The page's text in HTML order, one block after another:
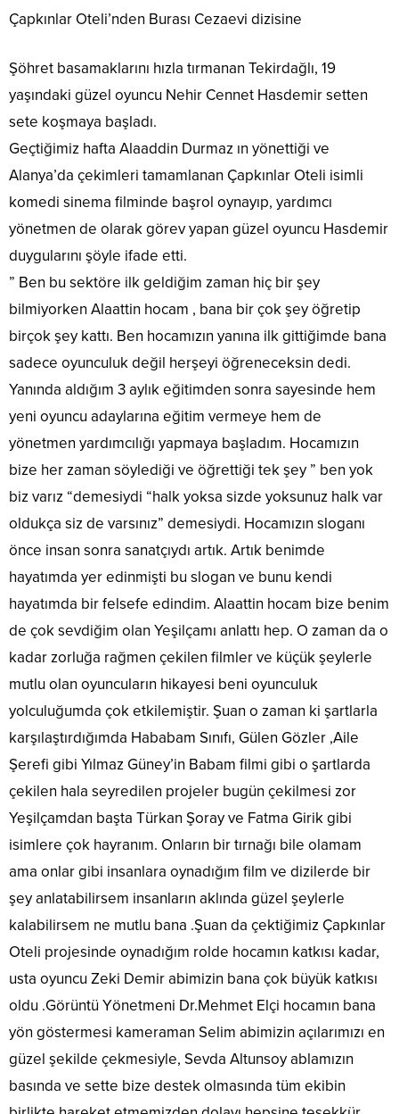
Çapkınlar Oteli’nden Burası Cezaevi dizisine
Şöhret basamaklarını hızla tırmanan Tekirdağlı, 19
yaşındaki güzel oyuncu Nehir Cennet Hasdemir setten
sete koşmaya başladı.
Geçtiğimiz hafta Alaaddin Durmaz ın yönettiği ve
Alanya’da çekimleri tamamlanan Çapkınlar Oteli isimli
komedi sinema filminde başrol oynayıp, yardımcı
yönetmen de olarak görev yapan güzel oyuncu Hasdemir
duygularını şöyle ifade etti.
” Ben bu sektöre ilk geldiğim zaman hiç bir şey
bilmiyorken Alaattin hocam , bana bir çok şey öğretip
birçok şey kattı. Ben hocamızın yanına ilk gittiğimde bana
sadece oyunculuk değil herşeyi öğreneceksin dedi.
Yanında aldığım 3 aylık eğitimden sonra sayesinde hem
yeni oyuncu adaylarına eğitim vermeye hem de
yönetmen yardımcılığı yapmaya başladım. Hocamızın
bize her zaman söylediği ve öğrettiği tek şey ” ben yok
biz varız “demesiydi “halk yoksa sizde yoksunuz halk var
oldukça siz de varsınız” demesiydi. Hocamızın sloganı
önce insan sonra sanatçıydı artık. Artık benimde
hayatımda yer edinmişti bu slogan ve bunu kendi
hayatımda bir felsefe edindim. Alaattin hocam bize benim
de çok sevdiğim olan Yeşilçamı anlattı hep. O zaman da o
kadar zorluğa rağmen çekilen filmler ve küçük şeylerle
mutlu olan oyuncuların hikayesi beni oyunculuk
yolculuğumda çok etkilemiştir. Şuan o zaman ki şartlarla
karşılaştırdığımda Hababam Sınıfı, Gülen Gözler ,Aile
Şerefi gibi Yılmaz Güney’in Babam filmi gibi o şartlarda
çekilen hala seyredilen projeler bugün çekilmesi zor
Yeşilçamdan başta Türkan Şoray ve Fatma Girik gibi
isimlere çok hayranım. Onların bir tırnağı bile olamam
ama onlar gibi insanlara oynadığım film ve dizilerde bir
şey anlatabilirsem insanların aklında güzel şeylerle
kalabilirsem ne mutlu bana .Şuan da çektiğimiz Çapkınlar
Oteli projesinde oynadığım rolde hocamın katkısı kadar,
usta oyuncu Zeki Demir abimizin bana çok büyük katkısı
oldu .Görüntü Yönetmeni Dr.Mehmet Elçi hocamın bana
yön göstermesi kameraman Selim abimizin açılarımızı en
güzel şekilde çekmesiyle, Sevda Altunsoy ablamızın
basında ve sette bize destek olmasında tüm ekibin